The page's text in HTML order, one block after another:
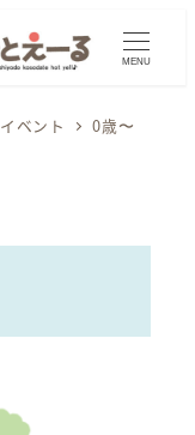
MENU
イベント
0歳〜